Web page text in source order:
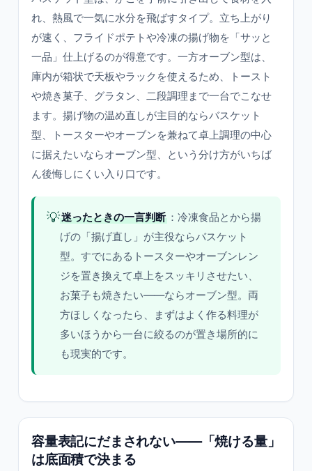
れ、熱風で一気に水分を飛ばすタイプ。立ち上がり
が速く、フライドポテトや冷凍の揚げ物を「サッと
一品」仕上げるのが得意です。一方オーブン型は、
庫内が箱状で天板やラックを使えるため、トースト
や焼き菓子、グラタン、二段調理まで一台でこなせ
ます。揚げ物の温め直しが主目的ならバスケット
型、トースターやオーブンを兼ねて卓上調理の中心
に据えたいならオーブン型、という分け方がいちば
ん後悔しにくい入り口です。
💡迷ったときの一言判断 ：冷凍食品とから揚
げの「揚げ直し」が主役ならバスケット
型。すでにあるトースターやオーブンレン
ジを置き換えて卓上をスッキリさせたい、
お菓子も焼きたい——ならオーブン型。両
方ほしくなったら、まずはよく作る料理が
多いほうから一台に絞るのが置き場所的に
も現実的です。
容量表記にだまされない——「焼ける量」
は底面積で決まる